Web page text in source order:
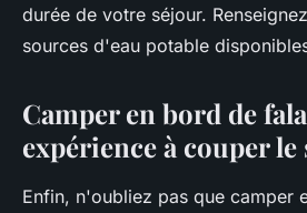
durée de votre séjour.
sources d'eau potable
Camper en bord de
expérience à couper
Enfin, n'oubliez pas que camper